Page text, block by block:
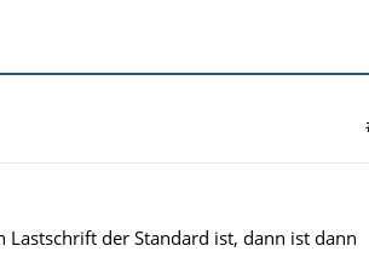
der Standard ist, dann ist dann